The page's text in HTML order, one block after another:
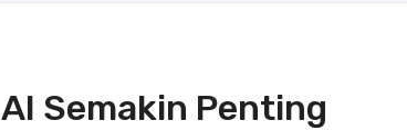
Semakin Penting